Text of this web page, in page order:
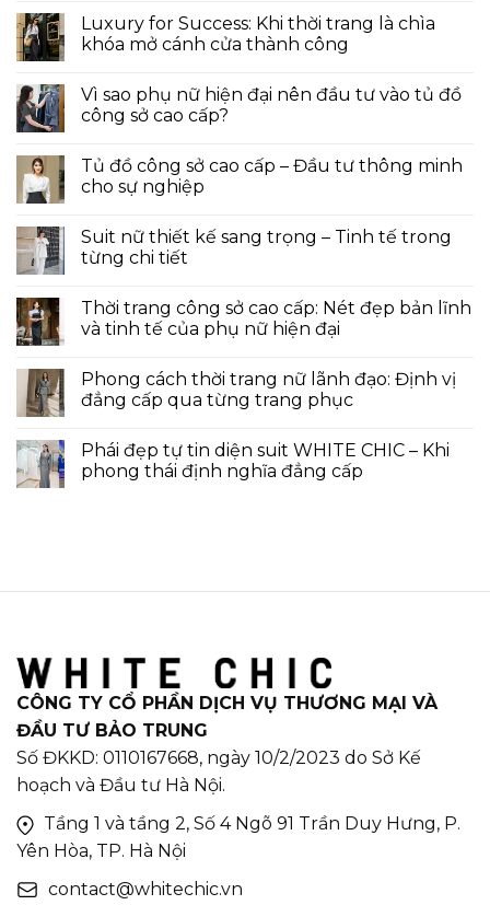
Luxury for Success: Khi thời trang là chìa
khóa mở cánh cửa thành công
Vì sao phụ nữ hiện đại nên đầu tư vào tủ đồ
công sở cao cấp?
Tủ đồ công sở cao cấp – Đầu tư thông minh
cho sự nghiệp
Suit nữ thiết kế sang trọng – Tinh tế trong
từng chi tiết
Thời trang công sở cao cấp: Nét đẹp bản lĩnh
và tinh tế của phụ nữ hiện đại
Phong cách thời trang nữ lãnh đạo: Định vị
đẳng cấp qua từng trang phục
Phái đẹp tự tin diện suit WHITE CHIC – Khi
phong thái định nghĩa đẳng cấp
CÔNG TY CỔ PHẦN DỊCH VỤ THƯƠNG MẠI VÀ
ĐẦU TƯ BẢO TRUNG
Số ĐKKD: 0110167668, ngày 10/2/2023 do Sở Kế
hoạch và Đầu tư Hà Nội.
Tầng 1 và tầng 2, Số 4 Ngõ 91 Trần Duy Hưng, P.
Yên Hòa, TP. Hà Nội
contact@whitechic.vn